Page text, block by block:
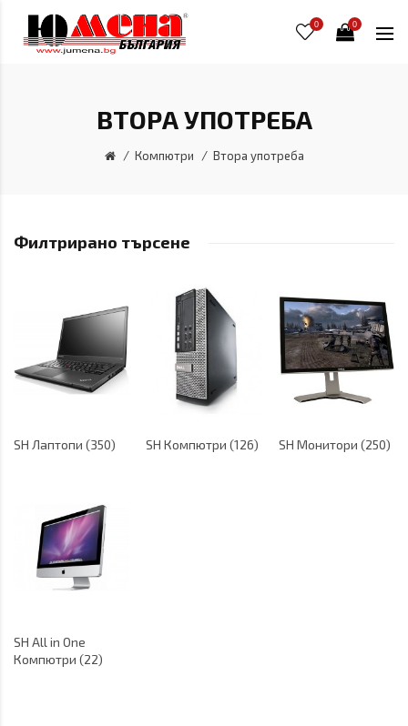
0 0
ВТОРА УПОТРЕБА
Компютри Втора употреба
Филтрирано търсене
SH Лаптопи (350) SH Компютри (126) SH Монитори (250)
SH All in One
Компютри (22)